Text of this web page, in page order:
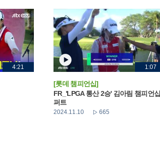
4:21 1:07
[롯데 챔피언십]
FR_'LPGA 통산 2승' 김아림 챔피언십
퍼트
2024.11.10 665